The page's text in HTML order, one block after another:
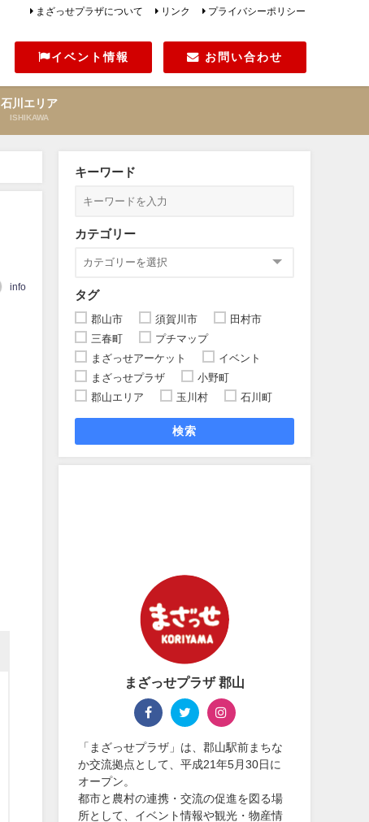
まざっせプラザについて リンク プライバシーポリシー
イベント情報 お問い合わせ
石川エリア
ISHIKAWA
info
キーワード
カテゴリー
タグ
郡山市 須賀川市
田村市
三春町
プチマップ
まざっせアーケット
イベント
まざっせプラザ
小野町
郡山エリア
玉川村 石川町
検索
まざっせプラザ 郡山
「まざっせプラザ」は、郡山駅前まちな
か交流拠点として、平成21年5月30日に
オープン。
都市と農村の連携・交流の促進を図る場
所として、イベント情報や観光・物産情